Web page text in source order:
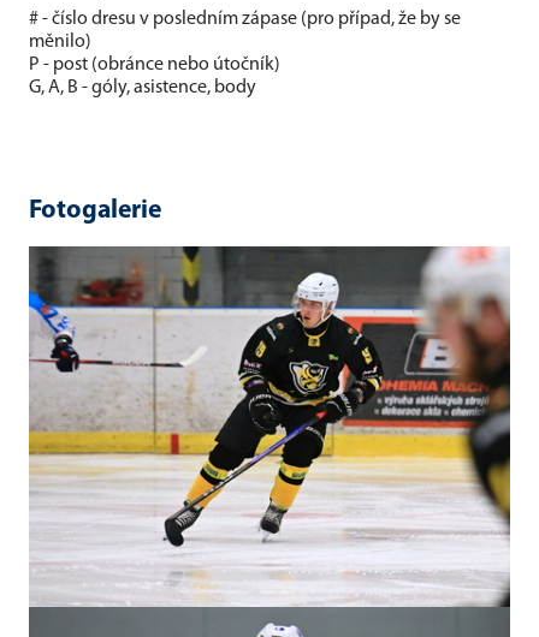
# - číslo dresu v posledním zápase (pro případ, že by se
měnilo)
P - post (obránce nebo útočník)
G, A, B - góly, asistence, body
Fotogalerie